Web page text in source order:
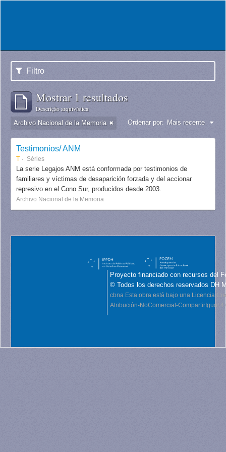
Filtro
Mostrar 1 resultados
Descrição arquivística
Archivo Nacional de la Memoria Ordenar por: Mais recente
Testimonios/ ANM
T Séries
La serie Legajos ANM está conformada por testimonios de
familiares y víctimas de desaparición forzada y del accionar
represivo en el Cono Sur, producidos desde 2003.
Archivo Nacional de la Memoria
Proyecto financiado con recursos del
© Todos los derechos reservados DH
cbna Esta obra está bajo una Licencia
Atribución-NoComercial-CompartirIgual